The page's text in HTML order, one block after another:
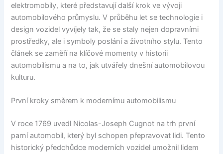
elektromobily, které představují další krok ve vývoji
automobilového průmyslu. V průběhu let se technologie i
design vozidel vyvíjely tak, že se staly nejen dopravními
prostředky, ale i symboly poslání a životního stylu. Tento
článek se zaměří na klíčové momenty v historii
automobilismu a na to, jak utvářely dnešní automobilovou
kulturu.
První kroky směrem k modernímu automobilismu
V roce 1769 uvedl Nicolas-Joseph Cugnot na trh první
parní automobil, který byl schopen přepravovat lidi. Tento
historický předchůdce moderních vozidel umožnil lidem